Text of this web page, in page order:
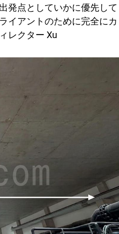
発点としていかに優先して
イアントのために完全にカ
レクター Xu